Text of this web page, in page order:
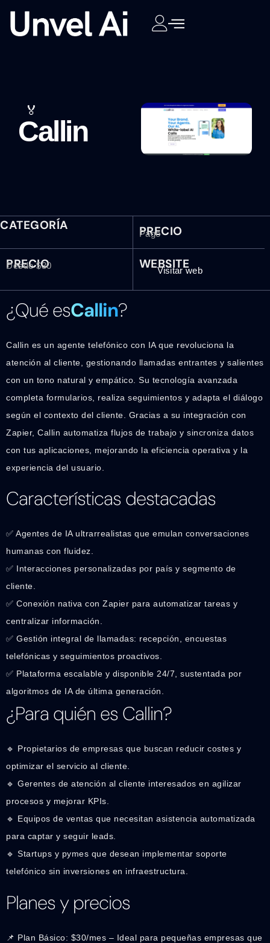
🏅
Callin
CATEGORÍA PRECIO
Pago
PRECIO
Desde $30 WEBSITE
Visitar web
¿Qué esCallin?
Callin es un agente telefónico con IA que revoluciona la
atención al cliente, gestionando llamadas entrantes y salientes
con un tono natural y empático. Su tecnología avanzada
completa formularios, realiza seguimientos y adapta el diálogo
según el contexto del cliente. Gracias a su integración con
Zapier, Callin automatiza flujos de trabajo y sincroniza datos
con tus aplicaciones, mejorando la eficiencia operativa y la
experiencia del usuario.
Características destacadas
✅ Agentes de IA ultrarrealistas que emulan conversaciones
humanas con fluidez.
✅ Interacciones personalizadas por país y segmento de
cliente.
✅ Conexión nativa con Zapier para automatizar tareas y
centralizar información.
✅ Gestión integral de llamadas: recepción, encuestas
telefónicas y seguimientos proactivos.
✅ Plataforma escalable y disponible 24/7, sustentada por
algoritmos de IA de última generación.
¿Para quién es Callin?
🔹 Propietarios de empresas que buscan reducir costes y
optimizar el servicio al cliente.
🔹 Gerentes de atención al cliente interesados en agilizar
procesos y mejorar KPIs.
🔹 Equipos de ventas que necesitan asistencia automatizada
para captar y seguir leads.
🔹 Startups y pymes que desean implementar soporte
telefónico sin inversiones en infraestructura.
Planes y precios
📌 Plan Básico: $30/mes – Ideal para pequeñas empresas que